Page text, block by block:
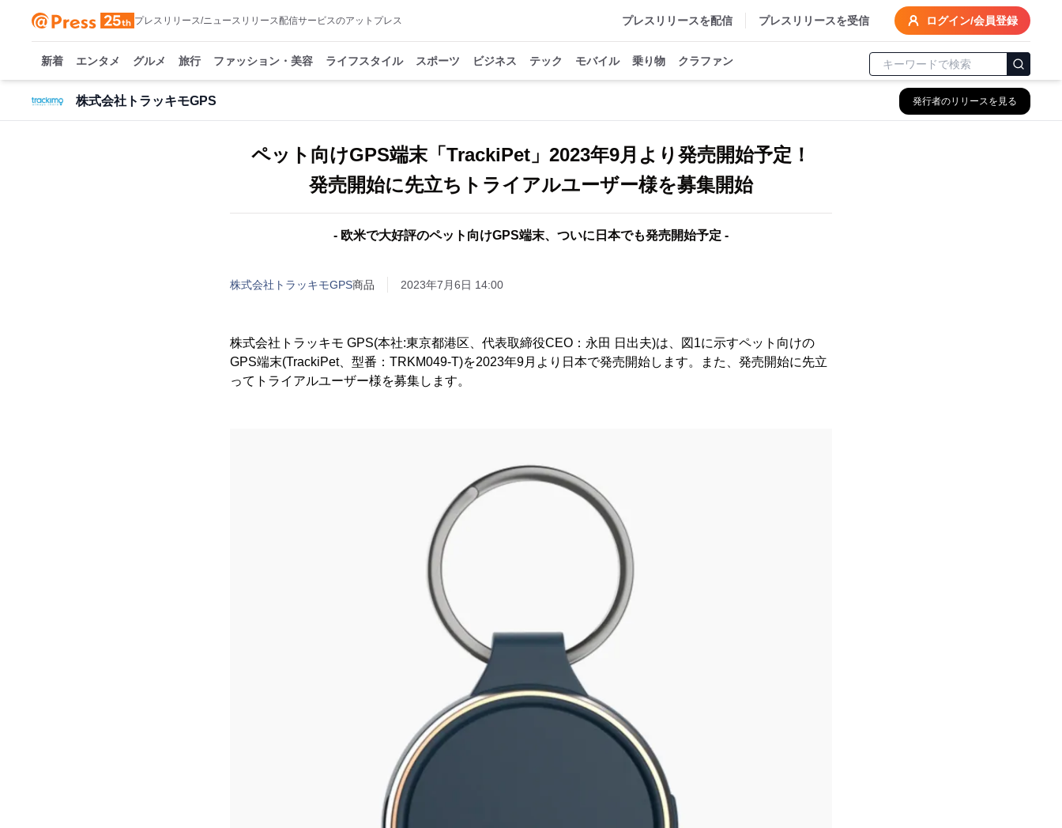
プレスリリース/ニュースリリース配信サービスのアットプレス プレスリリースを配信 プレスリリースを受信 ログイン/会員登録
新着 エンタメ グルメ 旅行 ファッション・美容 ライフスタイル スポーツ ビジネス テック モバイル 乗り物 クラファン
株式会社トラッキモGPS 発行者のリリースを見る
ペット向けGPS端末「TrackiPet」2023年9月より発売開始予定！
発売開始に先立ちトライアルユーザー様を募集開始
- 欧米で大好評のペット向けGPS端末、ついに日本でも発売開始予定 -
株式会社トラッキモGPS商品 2023年7月6日 14:00
株式会社トラッキモ GPS(本社:東京都港区、代表取締役CEO：永田 日出夫)は、図1に示すペット向けの
GPS端末(TrackiPet、型番：TRKM049-T)を2023年9月より日本で発売開始します。また、発売開始に先立
ってトライアルユーザー様を募集します。